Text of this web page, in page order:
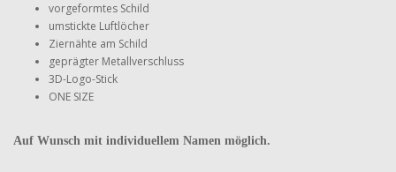
vorgeformtes Schild
umstickte Luftlöcher
Ziernähte am Schild
geprägter Metallverschluss
3D-Logo-Stick
ONE SIZE
Auf Wunsch mit individuellem Namen möglich.